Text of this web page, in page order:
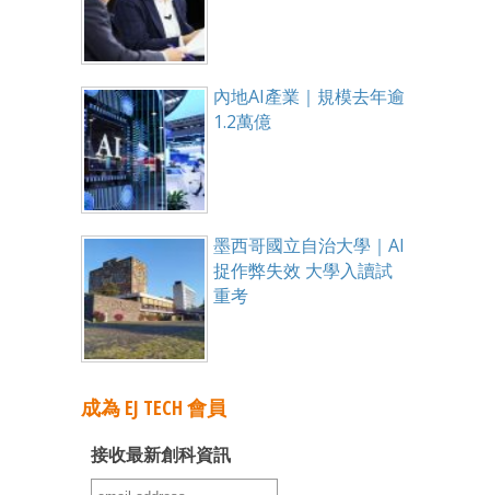
內地AI產業｜規模去年逾
1.2萬億
墨西哥國立自治大學｜AI
捉作弊失效 大學入讀試
重考
成為 EJ TECH 會員
接收最新創科資訊